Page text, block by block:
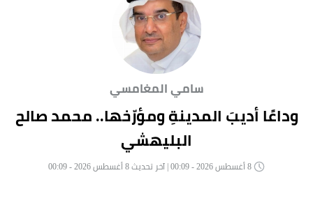
سامي المغامسي
وداعًا أديبَ المدينةِ ومؤرّخها.. محمد صالح
البليهشي